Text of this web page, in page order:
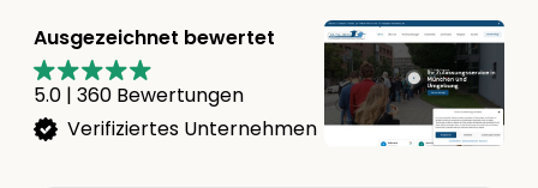
Ausgezeichnet bewertet
5.0 | 360 Bewertungen
Verifiziertes Unternehmen